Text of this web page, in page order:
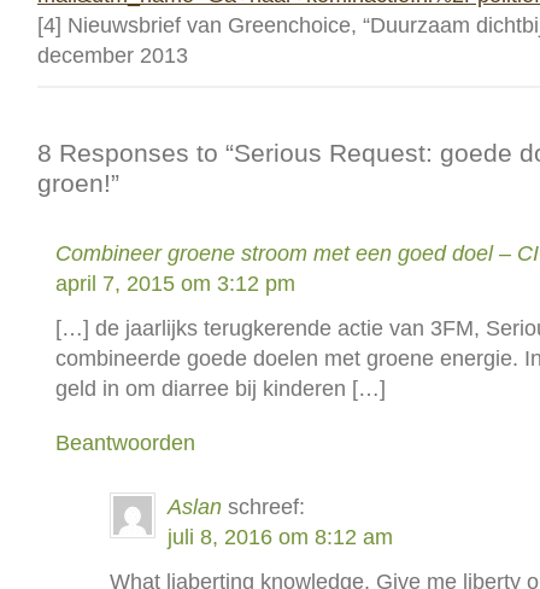
[4] Nieuwsbrief van Greenchoice, “Duurzaam
december 2013
8 Responses to “Serious Request: goede
groen!”
Combineer groene stroom met een goed doel –
april 7, 2015 om 3:12 pm
[…] de jaarlijks terugkerende actie van 3FM,
combineerde goede doelen met groene energie.
geld in om diarree bij kinderen […]
Beantwoorden
Aslan schreef:
juli 8, 2016 om 8:12 am
What liaberting knowledge. Give me liberty